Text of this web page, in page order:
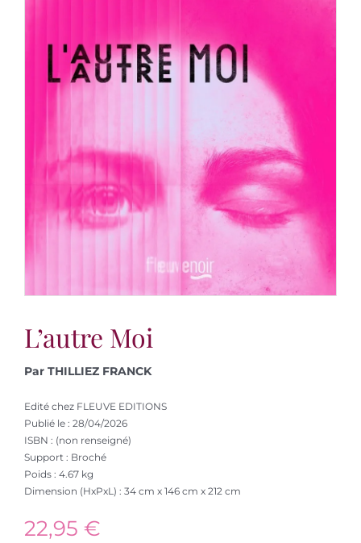
L’autre Moi
Par THILLIEZ FRANCK
Edité chez FLEUVE EDITIONS
Publié le : 28/04/2026
ISBN : (non renseigné)
Support : Broché
Poids : 4.67 kg
Dimension (HxPxL) : 34 cm x 146 cm x 212 cm
22,95 €